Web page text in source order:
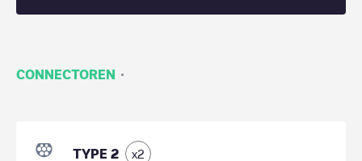
CONNECTOREN ·
TYPE 2 x2